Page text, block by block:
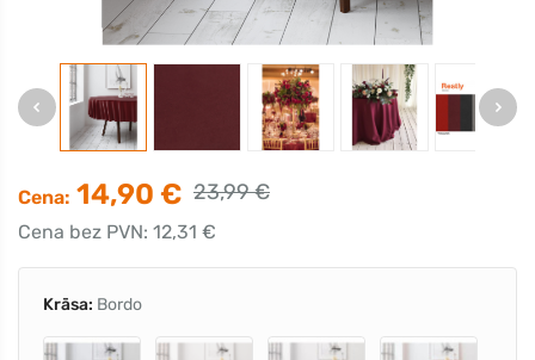
Cena: 14,90 € 23,99 €
Cena bez PVN: 12,31 €
Krāsa: Bordo